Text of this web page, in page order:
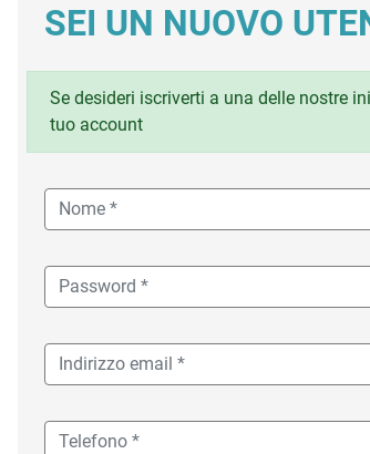
SEI UN NUOVO
Se desideri iscriverti a una delle nostre
tuo account